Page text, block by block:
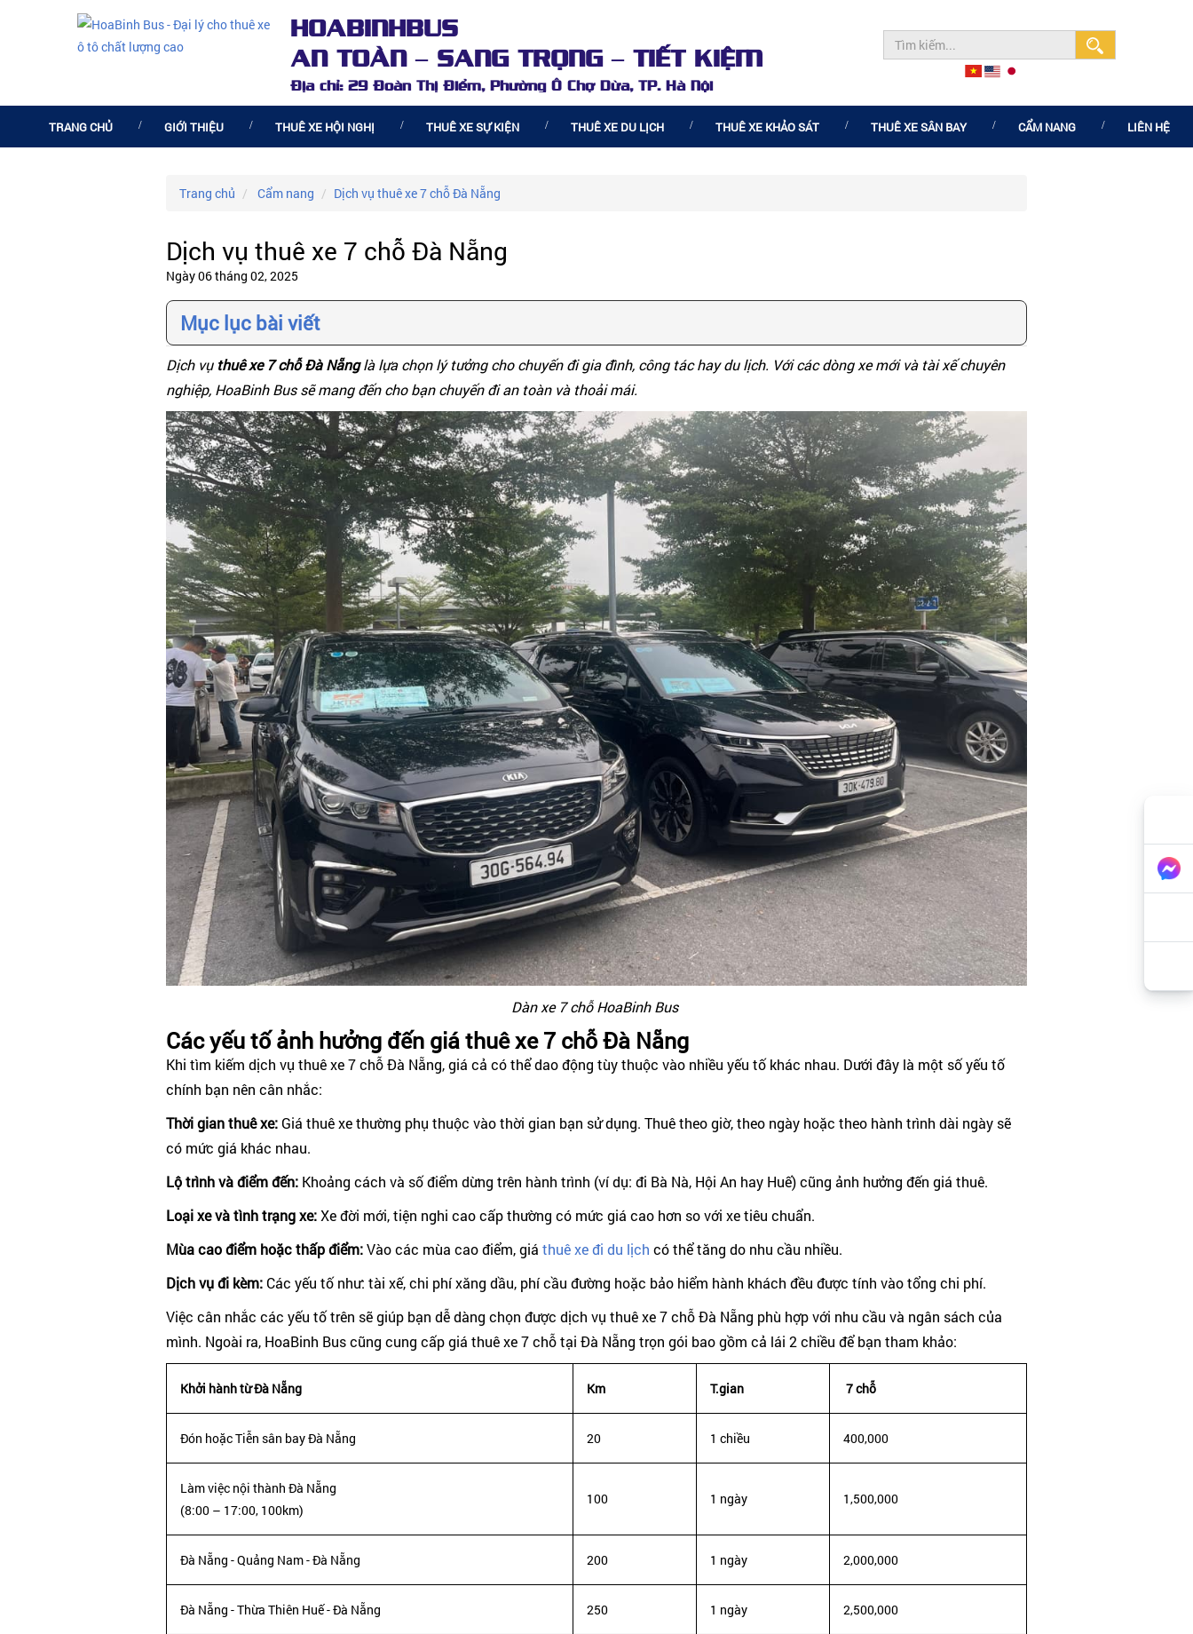
HOABINHBUS
AN TOÀN – SANG TRỌNG – TIẾT KIỆM
Địa chỉ: 29 Đoàn Thị Điểm, Phường Ô Chợ Dừa, TP. Hà Nội
TRANG CHỦ GIỚI THIỆU THUÊ XE HỘI NGHỊ THUÊ XE SỰ KIỆN THUÊ XE DU LỊCH THUÊ XE KHẢO SÁT THUÊ XE SÂN BAY CẨM NANG LIÊN HỆ
Trang chủ Cẩm nang Dịch vụ thuê xe 7 chỗ Đà Nẵng
Dịch vụ thuê xe 7 chỗ Đà Nẵng
Ngày 06 tháng 02, 2025
Mục lục bài viết
Dịch vụ thuê xe 7 chỗ Đà Nẵnglà lựa chọn lý tưởng cho chuyến đi gia đình, công tác hay du lịch. Với các dòng xe mới và tài xế chuyên
nghiệp, HoaBinh Bus sẽ mang đến cho bạn chuyến đi an toàn và thoải mái.
Dàn xe 7 chỗ HoaBinh Bus
Các yếu tố ảnh hưởng đến giá thuê xe 7 chỗ Đà Nẵng
Khi tìm kiếm dịch vụ thuê xe 7 chỗ Đà Nẵng, giá cả có thể dao động tùy thuộc vào nhiều yếu tố khác nhau. Dưới đây là một số yếu tố
chính bạn nên cân nhắc:
Thời gian thuê xe: Giá thuê xe thường phụ thuộc vào thời gian bạn sử dụng. Thuê theo giờ, theo ngày hoặc theo hành trình dài ngày sẽ
có mức giá khác nhau.
Lộ trình và điểm đến: Khoảng cách và số điểm dừng trên hành trình (ví dụ: đi Bà Nà, Hội An hay Huế) cũng ảnh hưởng đến giá thuê.
Loại xe và tình trạng xe:Xe đời mới, tiện nghi cao cấp thường có mức giá cao hơn so với xe tiêu chuẩn.
Mùa cao điểm hoặc thấp điểm:Vào các mùa cao điểm, giá thuê xe đi du lịch có thể tăng do nhu cầu nhiều.
Dịch vụ đi kèm: Các yếu tố như: tài xế, chi phí xăng dầu, phí cầu đường hoặc bảo hiểm hành khách đều được tính vào tổng chi phí.
Việc cân nhắc các yếu tố trên sẽ giúp bạn dễ dàng chọn được dịch vụ thuê xe 7 chỗ Đà Nẵng phù hợp với nhu cầu và ngân sách của
mình. Ngoài ra, HoaBinh Bus cũng cung cấp giá thuê xe 7 chỗ tại Đà Nẵng trọn gói bao gồm cả lái 2 chiều để bạn tham khảo:
Khởi hành từ Đà Nẵng Km T.gian 7 chỗ
Đón hoặc Tiễn sân bay Đà Nẵng 20 1 chiều 400,000
Làm việc nội thành Đà Nẵng
(8:00 – 17:00, 100km)
100 1 ngày 1,500,000
Đà Nẵng - Quảng Nam - Đà Nẵng 200 1 ngày 2,000,000
Đà Nẵng - Thừa Thiên Huế - Đà Nẵng 250 1 ngày 2,500,000